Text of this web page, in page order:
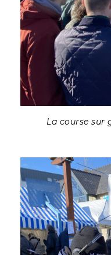
La course sur